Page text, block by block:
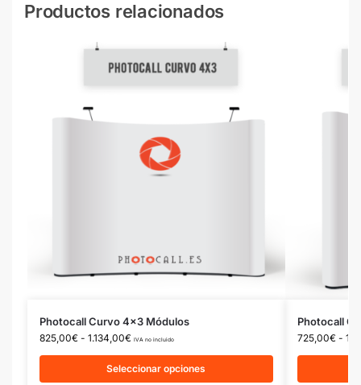
Productos relacionados
Photocall Curvo 4×3 Módulos
825,00€ - 1.134,00€ IVA no incluido
Seleccionar opciones
Photocall
725,00€ -